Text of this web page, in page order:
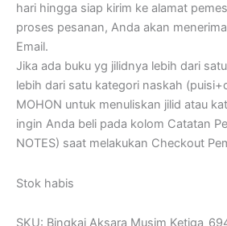
hari hingga siap kirim ke alamat
proses pesanan, Anda akan
Email.
Jika ada buku yg jilidnya lebih dari
lebih dari satu kategori naskah
MOHON untuk menuliskan jilid atau
ingin Anda beli pada kolom Catatan
NOTES) saat melakukan Checkout
Stok habis